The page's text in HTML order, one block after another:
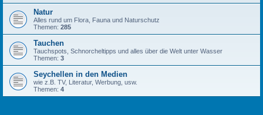
Natur
Alles rund um Flora, Fauna und Naturschutz
Themen: 285
Tauchen
Tauchspots, Schnorcheltipps und alles über die Welt unter Wasser
Themen: 3
Seychellen in den Medien
wie z.B. TV, Literatur, Werbung, usw.
Themen: 4